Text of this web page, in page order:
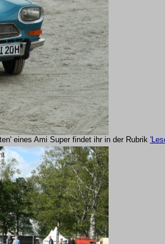
eines Ami Super findet ihr in der Rubrik